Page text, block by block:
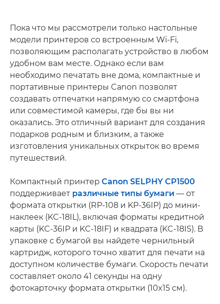
Пока что мы рассмотрели только настольные
модели принтеров со встроенным Wi-Fi,
позволяющим располагать устройство в любом
удобном вам месте. Однако если вам
необходимо печатать вне дома, компактные и
портативные принтеры Canon позволят
создавать отпечатки напрямую со смартфона
или совместимой камеры, где бы вы ни
оказались. Это отличный вариант для создания
подарков родным и близким, а также
изготовления уникальных открыток во время
путешествий.
Компактный принтер Canon SELPHY CP1500
поддерживает различные типы бумаги — от
формата открытки (RP-108 и KP-36IP) до мини-
наклеек (KC-18IL), включая форматы кредитной
карты (KC-36IP и KC-18IF) и квадрата (KC-18IS). В
упаковке с бумагой вы найдете чернильный
картридж, которого точно хватит для печати на
доступном количестве бумаги. Скорость печати
составляет около 41 секунды на одну
фотокарточку формата открытки (10x15 см).